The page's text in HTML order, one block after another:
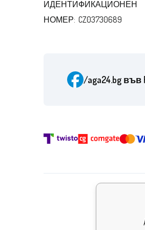
ИДЕНТИФИКАЦИОНЕН
НОМЕР: CZ03730689
/aga24.bg във